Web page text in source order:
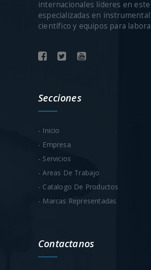
internacionales líderes en este
especializadas en instrumental
científico y equipos para
Secciones
- Inicio
- Empresa
- Servicios
- Areas De Trabajo
- Catalogo De Productos
- Marcas Representadas
Contactanos